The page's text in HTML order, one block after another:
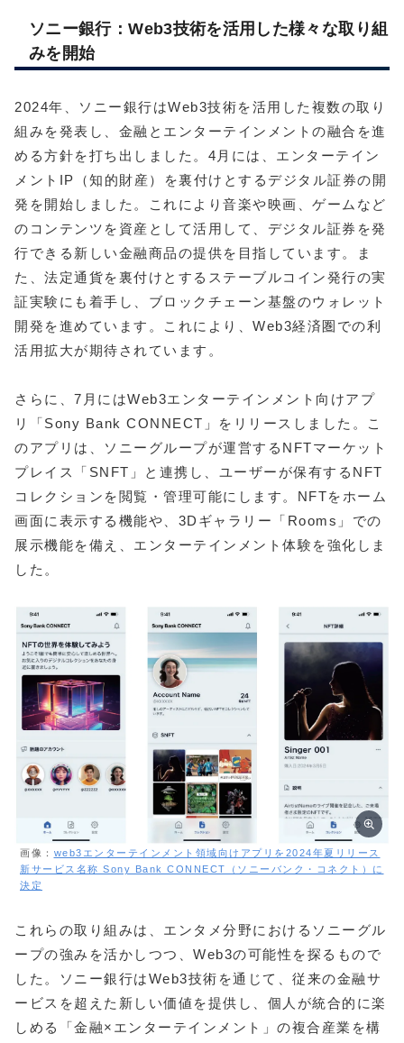
ソニー銀行：Web3技術を活用した様々な取り組
みを開始
2024年、ソニー銀行はWeb3技術を活用した複数の取り
組みを発表し、金融とエンターテインメントの融合を進
める方針を打ち出しました。4月には、エンターテイン
メントIP（知的財産）を裏付けとするデジタル証券の開
発を開始しました。これにより音楽や映画、ゲームなど
のコンテンツを資産として活用して、デジタル証券を発
行できる新しい金融商品の提供を目指しています。ま
た、法定通貨を裏付けとするステーブルコイン発行の実
証実験にも着手し、ブロックチェーン基盤のウォレット
開発を進めています。これにより、Web3経済圏での利
活用拡大が期待されています。
さらに、7月にはWeb3エンターテインメント向けアプ
リ「Sony Bank CONNECT」をリリースしました。こ
のアプリは、ソニーグループが運営するNFTマーケット
プレイス「SNFT」と連携し、ユーザーが保有するNFT
コレクションを閲覧・管理可能にします。NFTをホーム
画面に表示する機能や、3Dギャラリー「Rooms」での
展示機能を備え、エンターテインメント体験を強化しま
した。
画像： web3エンターテインメント領域向けアプリを2024年夏リリース
新サービス名称 Sony Bank CONNECT（ソニーバンク・コネクト）に
決定
これらの取り組みは、エンタメ分野におけるソニーグル
ープの強みを活かしつつ、Web3の可能性を探るもので
した。ソニー銀行はWeb3技術を通じて、従来の金融サ
ービスを超えた新しい価値を提供し、個人が統合的に楽
しめる「金融×エンターテインメント」の複合産業を構